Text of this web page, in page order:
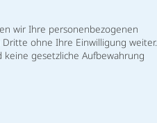
wir Ihre personenbezogenen
ohne Ihre Einwilligung weiter.
gesetzliche Aufbewahrung